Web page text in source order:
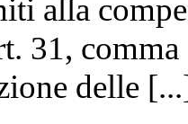
alla
31,
delle